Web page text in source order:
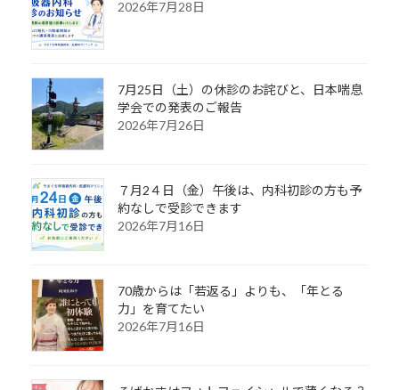
2026年7月28日
7月25日（土）の休診のお詫びと、日本喘息
学会での発表のご報告
2026年7月26日
７月2４日（金）午後は、内科初診の方も予
約なしで受診できます
2026年7月16日
70歳からは「若返る」よりも、「年とる
力」を育てたい
2026年7月16日